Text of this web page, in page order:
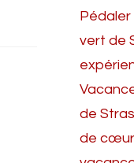
vert de
de
de cœur